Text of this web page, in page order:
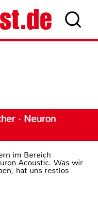
· Neuron
im Bereich
Acoustic. Was wir
hat uns restlos